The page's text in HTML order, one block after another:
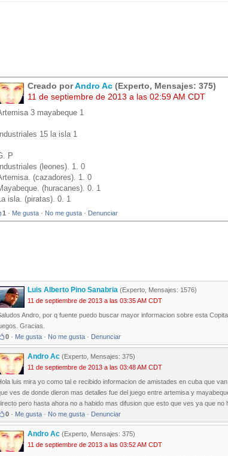
Creado porAndro Ac (Experto, Mensajes: 375)
11 de septiembre de 2013 a las 02:59 AM CDT
3 mayabeque 1
Industriales 15 la isla 1
P
Industriales (leones). 1. 0
(cazadores). 1. 0
(huracanes). 0. 1
isla. (piratas). 0. 1
1 · Me gusta · No me gusta · Denunciar
Luis Alberto Pino Sanabria (Experto, Mensajes: 1576)
11 de septiembre de 2013 a las 03:35 AM CDT
Andro, por q fuente puedo buscar mayor informacion sobre esta
Gracias.
0 · Me gusta · No me gusta · Denunciar
Andro Ac (Experto, Mensajes: 375)
11 de septiembre de 2013 a las 03:48 AM CDT
luis mira yo como tal e recibido informacion de amistades en cuba que
ves de donde dieron mas detalles fue del juego entre artemisa y
pero hasta ahora no a habido mas difusion que esto que ves ya que no
0 · Me gusta · No me gusta · Denunciar
Andro Ac (Experto, Mensajes: 375)
11 de septiembre de 2013 a las 03:52 AM CDT